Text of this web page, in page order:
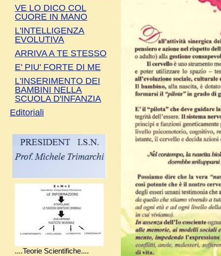
VE LO DICO COL
CUORE IN MANO
L'INTELLIGENZA
EVOLUTIVA
ARRIVA A TE STESSO
E' PIU' FORTE DI ME
L'INSERIMENTO DEI
BAMBINI NELLA
SCUOLA D'INFANZIA
Editoriali
....Teorie Scientifiche....